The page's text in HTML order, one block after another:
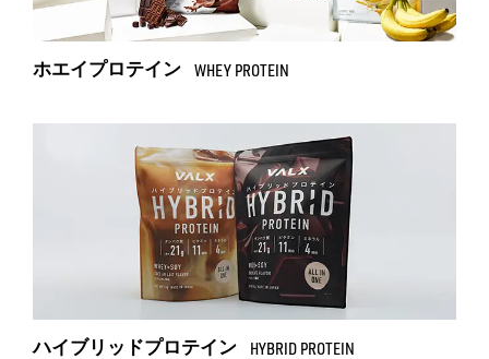
ホエイプロテイン WHEY PROTEIN
ハイブリッドプロテイン HYBRID PROTEIN